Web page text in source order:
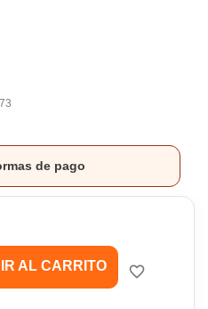
de pago
AL CARRITO favorite_border